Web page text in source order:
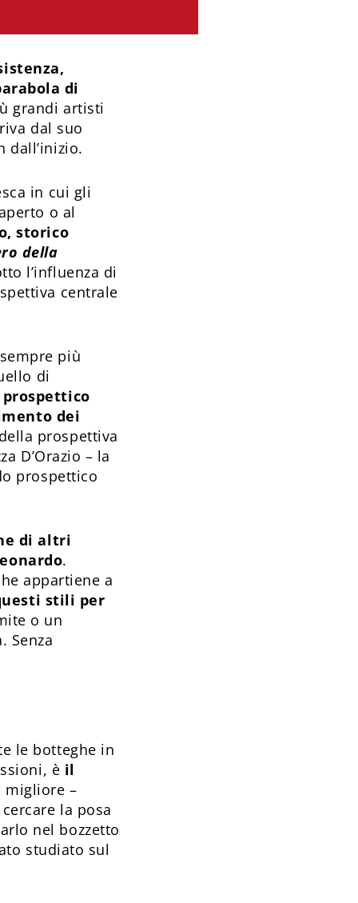
di
grandi artisti
dal suo
dall’inizio.
in cui gli
o al
storico
della
l’influenza di
centrale
più
di
dei
prospettiva
D’Orazio – la
prospettico
di altri
.
appartiene a
stili per
o un
Senza
le botteghe in
è il
migliore –
la posa
nel bozzetto
studiato sul